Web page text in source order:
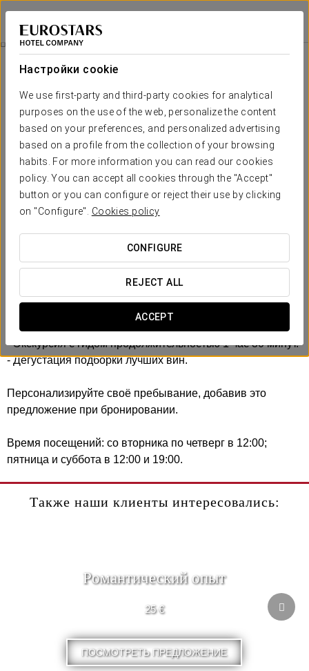
Настройки cookie
We use first-party and third-party cookies for analytical
purposes on the use of the web, personalize the content
based on your preferences, and personalized advertising
based on a profile from the collection of your browsing
habits. For more information you can read our cookies
policy. You can accept all cookies through the "Accept"
button or you can configure or reject their use by clicking
on "Configure". Cookies policy
CONFIGURE
REJECT ALL
ACCEPT
Exe Guadalete
КАДИС - ХЕРЕС-ДЕ-ЛА-ФРОНТЕРА
Экскурсия На Винодельню Fundador
Экскурсия на винодельню Fundador
Откройте для себя одну из самых знаковых виноделен
Хереса во время экскурсии с гидом, которая перенесёт
вас в XIX век и познакомит с её историей и
винодельческими традициями.
Включает:
- Экскурсия с гидом продолжительностью 1 час 30 минут.
- Дегустация подборки лучших вин.
Персонализируйте своё пребывание, добавив это
предложение при бронировании.
Время посещений: со вторника по четверг в 12:00;
пятница и суббота в 12:00 и 19:00.
Также наши клиенты интересовались:
Pомантический опыт
25 €
ПОСМОТРЕТЬ ПРЕДЛОЖЕНИЕ